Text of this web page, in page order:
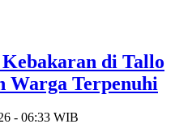
di Tallo
Warga Terpenuhi
- 06:33 WIB